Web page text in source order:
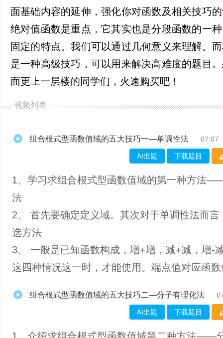
面基础内容的延伸，强化你对函数及相关技巧
绝对值函数是重点，它其实也是分段函数的一
固定的特点。我们可以通过几何意义来理解。
是一种高级技巧，可以用来解决高难度的题目
面更上一层楼的同学们，火速购买吧！
视频列表
组合根式型函数值域的五大技巧一—单调性法 07:07
AI出题 下载题目
1、学习求组合根式型函数值域的第一种方法
法
2、 首先要确定定义域。其次对于单调性法而言
选方法
3、 一般是已知函数构成，增+增，减+减，增-
这四种情况这一时，才能使用。端点值对应函
组合根式型函数值域的五大技巧二—分子有理化法
AI出题 下载题目